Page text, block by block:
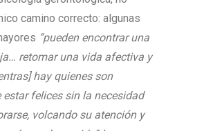
camino correcto: algunas
“pueden encontrar una
retomar una vida afectiva y
hay quienes son
estar felices sin la necesidad
volcando su atención y